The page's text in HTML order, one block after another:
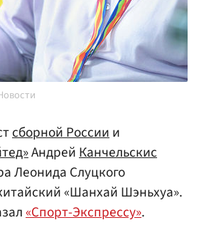
сборнойРоссиии
АндрейКанчельскис
Леонида Слуцкого
«Шанхай Шэньхуа».
«Спорт-Экспрессу».